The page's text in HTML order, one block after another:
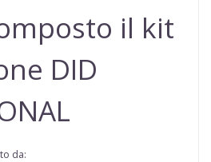
il kit
DID
da: